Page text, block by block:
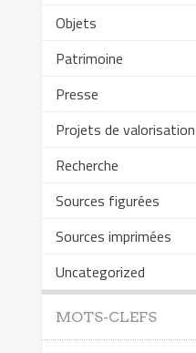
Objets
Patrimoine
Presse
Projets de valorisation
Recherche
Sources figurées
Sources imprimées
Uncategorized
MOTS-CLEFS